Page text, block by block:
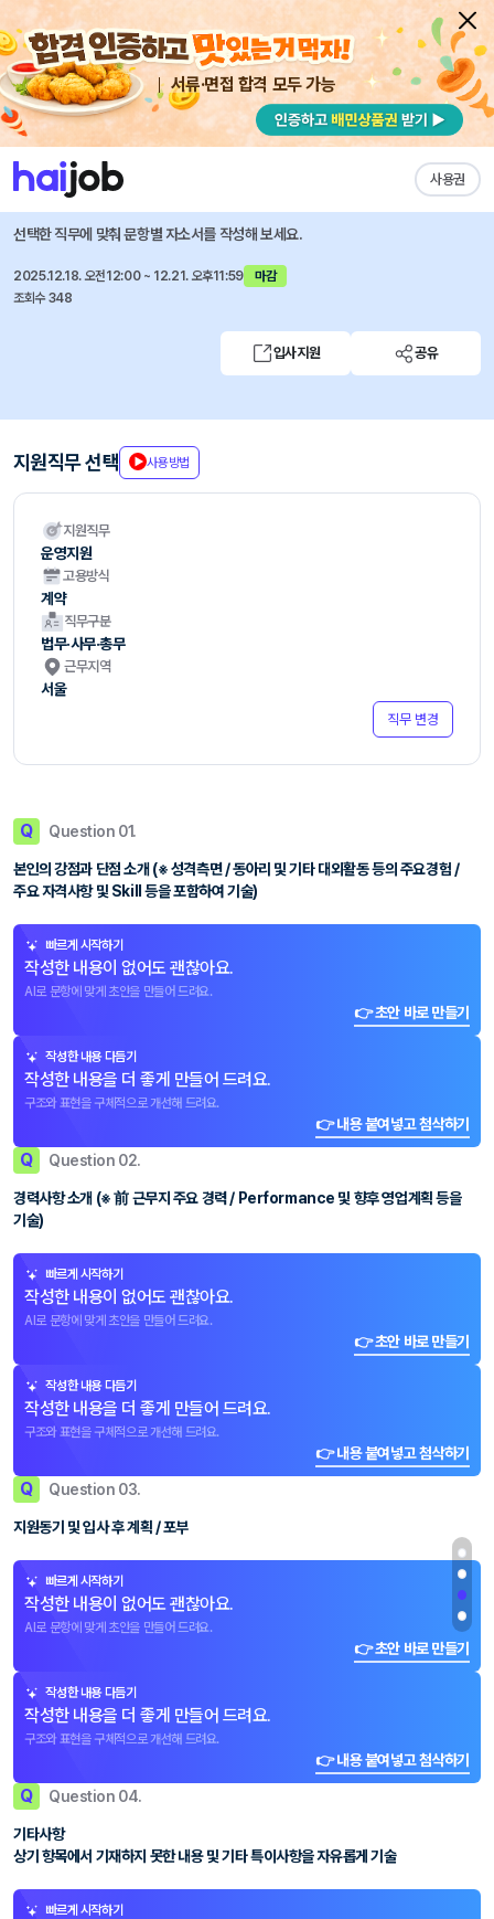
서류·면접 합격 모두 가능
사용권
채용공고 자소서 자유항목 자소서 내 작성목록
하나증권 즐겨찾기
투자금융2실 경력직 채용
선택한 직무에 맞춰 문항별 자소서를 작성해 보세요.
2025.12.18. 오전12:00 ~ 12.21. 오후11:59
마감
조회수 348
입사지원 공유
지원직무 선택 사용방법
지원직무
운영지원
고용방식
계약
직무구분
법무·사무·총무
근무지역
서울
직무 변경
Q Question 01.
본인의 강점과 단점 소개 (※ 성격측면 / 동아리 및 기타 대외활동 등의 주요경험 /
주요 자격사항 및 Skill 등을 포함하여 기술)
빠르게 시작하기
작성한 내용이 없어도 괜찮아요.
AI로 문항에 맞게 초안을 만들어 드려요.
👉 초안 바로 만들기
작성한 내용 다듬기
작성한 내용을 더 좋게 만들어 드려요.
구조와 표현을 구체적으로 개선해 드려요.
👉 내용 붙여넣고 첨삭하기
Q Question 02.
경력사항 소개 (※ 前 근무지 주요 경력 / Performance 및 향후 영업계획 등을
기술)
빠르게 시작하기
작성한 내용이 없어도 괜찮아요.
AI로 문항에 맞게 초안을 만들어 드려요.
👉 초안 바로 만들기
작성한 내용 다듬기
작성한 내용을 더 좋게 만들어 드려요.
구조와 표현을 구체적으로 개선해 드려요.
👉 내용 붙여넣고 첨삭하기
Q Question 03.
지원동기 및 입사 후 계획 / 포부
빠르게 시작하기
작성한 내용이 없어도 괜찮아요.
AI로 문항에 맞게 초안을 만들어 드려요.
👉 초안 바로 만들기
작성한 내용 다듬기
작성한 내용을 더 좋게 만들어 드려요.
구조와 표현을 구체적으로 개선해 드려요.
👉 내용 붙여넣고 첨삭하기
Q Question 04.
기타사항
상기 항목에서 기재하지 못한 내용 및 기타 특이사항을 자유롭게 기술
빠르게 시작하기